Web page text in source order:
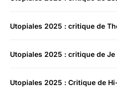
Utopiales 2025 : critique de
Utopiales 2025 : critique de
Utopiales 2025 : Critique de